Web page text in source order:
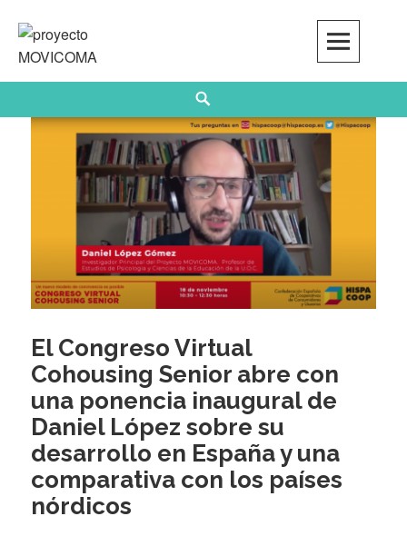
content
El Congreso Virtual
Cohousing Senior abre con
una ponencia inaugural de
Daniel López sobre su
desarrollo en España y una
comparativa con los países
nórdicos